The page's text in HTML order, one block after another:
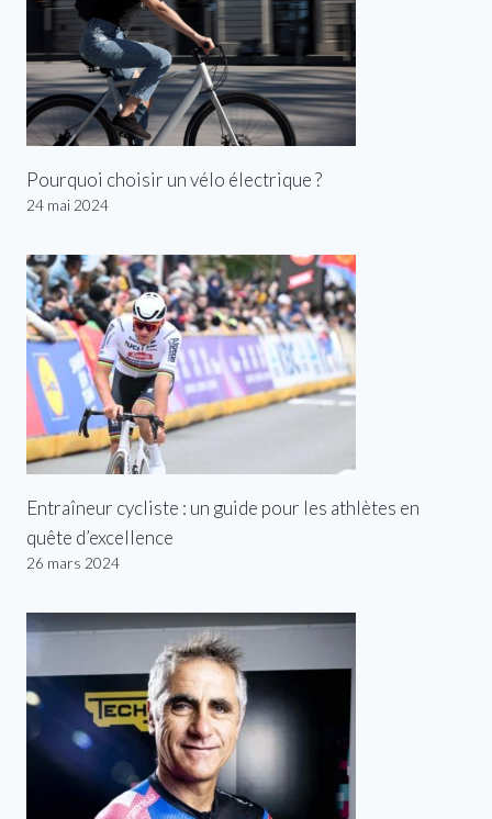
Pourquoi choisir un vélo électrique ?
24 mai 2024
Entraîneur cycliste : un guide pour les athlètes en
quête d’excellence
26 mars 2024